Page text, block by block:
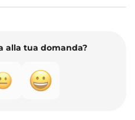
alla tua domanda?